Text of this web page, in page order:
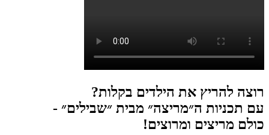
להריץ את הילדים בקלות?
ה״מריצה״ מבית ״שבילים״ -
מריצים ומרוצים!